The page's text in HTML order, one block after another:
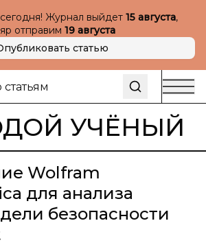
Журнал выйдет 15 августа,
отправим 19 августа
статью
УЧЁНЫЙ
Wolfram
для анализа
безопасности